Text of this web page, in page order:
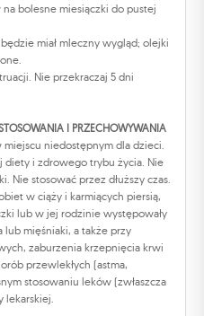
bolesne miesiączki do pustej
miał mleczny wygląd; olejki
Nie przekraczaj 5 dni
I PRZECHOWYWANIA
niedostępnym dla dzieci.
diety i zdrowego trybu życia. Nie
Nie stosować przez dłuższy czas.
w ciąży i karmiących piersią,
lub w jej rodzinie występowały
mięśniaki, a także przy
zaburzenia krzepnięcia krwi
przewlekłych (astma,
stosowaniu leków (zwłaszcza